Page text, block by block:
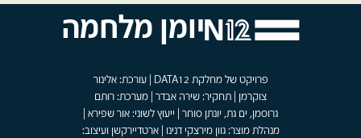
יומן מלחמה
פרויקט של מחלקת DATA12 | עורכת: אלינור
צוקרמן | תחקיר: שירה אבדר | מערכת: רותם
גרוסמן, ים גת, יונתן סוחר | ייעוץ לשוני: אור שפירא |
מנהלת מוצר: גוון מירצקי דנינו | ארטדיירקשן ועיצוב: